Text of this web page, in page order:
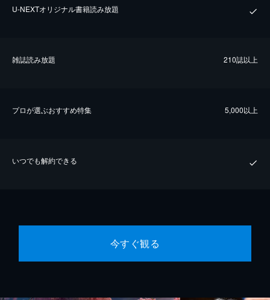
U-NEXTオリジナル書籍読み放題
雑誌読み放題 210誌以上
プロが選ぶおすすめ特集 5,000以上
いつでも解約できる
今すぐ観る